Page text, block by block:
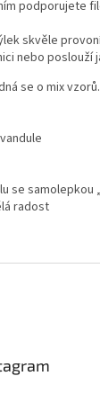
podporujete
skvěle
nebo poslouží
se o mix vzorů.
se samolepkou
radost